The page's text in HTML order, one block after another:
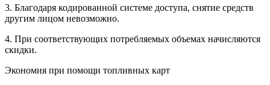
3. Благодаря кодированной системе доступа, снятие средств
другим лицом невозможно.
4. При соответствующих потребляемых объемах начисляются
скидки.
Экономия при помощи топливных карт